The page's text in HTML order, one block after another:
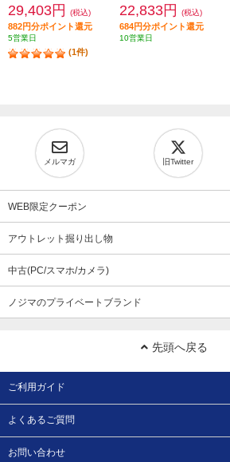
29,403円 (税込)
882円分ポイント還元
5営業日
(1件)
22,833円 (税込)
684円分ポイント還元
10営業日
メルマガ 旧Twitter
WEB限定クーポン
アウトレット掘り出し物
中古(PC/スマホ/カメラ)
ノジマのプライベートブランド
先頭へ戻る
ご利用ガイド
よくあるご質問
お問い合わせ